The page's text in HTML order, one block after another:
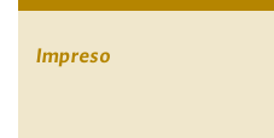
Impreso